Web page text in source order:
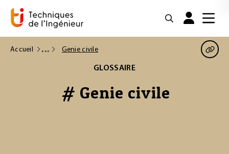
Accueil Genie civile
GLOSSAIRE
# Genie civile